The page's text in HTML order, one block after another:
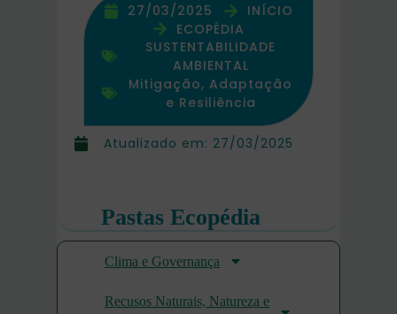
Atualizado em: 27/03/2025
27/03/2025
INÍCIO
ECOPÉDIA
SUSTENTABILIDADE
AMBIENTAL
Mitigação, Adaptação
e Resiliência
Pastas Ecopédia
Clima e Governança
Recusos Naturais, Natureza e